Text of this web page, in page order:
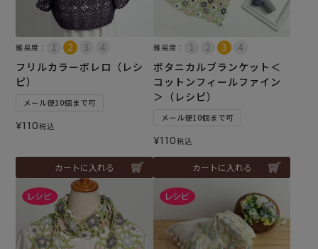
難易度：
フリルカラーボレロ（レシ
ピ）
メール便10個まで可
¥110税込
カートに入れる
難易度：
ボタニカルブランケット＜
コットンフィールファイン
＞（レシピ）
メール便10個まで可
¥110税込
カートに入れる